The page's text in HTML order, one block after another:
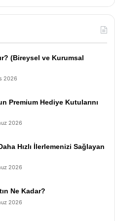
(Bireysel ve Kurumsal
2026
Premium Hediye Kutularını
2026
Hızlı İlerlemenizi Sağlayan
2026
Ne Kadar?
2026